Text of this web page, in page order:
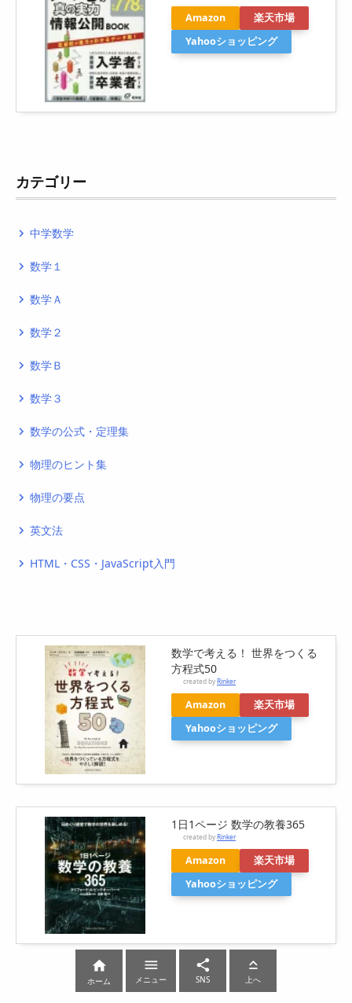
Amazon
楽天市場
Yahooショッピング
カテゴリー
navigate_next 中学数学
navigate_next 数学１
navigate_next 数学Ａ
navigate_next 数学２
navigate_next 数学Ｂ
navigate_next 数学３
navigate_next 数学の公式・定理集
navigate_next 物理のヒント集
navigate_next 物理の要点
navigate_next 英文法
navigate_next HTML・CSS・JavaScript入門
数学で考える！ 世界をつくる
方程式50
created byRinker
Amazon
楽天市場
Yahooショッピング
1日1ページ 数学の教養365
created byRinker
Amazon
楽天市場
Yahooショッピング

ホーム

メニュー

SNS

上へ